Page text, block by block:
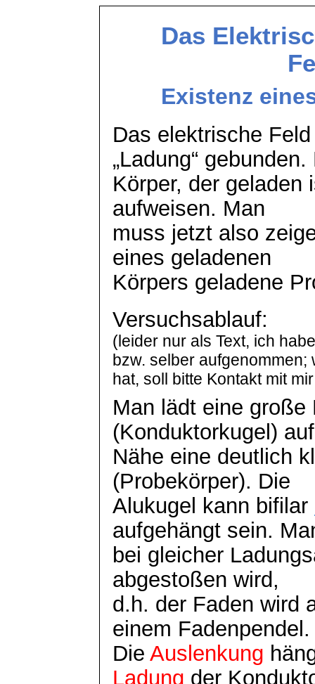
Das
Existenz
Das elektrische
„Ladung“ gebunden.
Körper, der
aufweisen. Man
muss jetzt also
eines geladenen
Körpers geladene
Versuchsablauf:
(leider nur als Text, ich
bzw. selber aufgenommen;
hat, soll bitte Kontakt mit
Man lädt eine große
(Konduktorkugel)
Nähe eine deutlich
(Probekörper). Die
Alukugel
kann bifilar
aufgehängt sein.
bei gleicher
abgestoßen wird,
d.h. der Faden wird
einem Fadenpendel.
DieAuslenkung
Ladung der